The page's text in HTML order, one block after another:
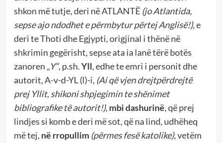
shkon më tutje, deri në ATLANTË (jo Atlantida,
sepse ajo ndodhet e përmbytur përtej Anglisë!), e
deri te Thoti dhe Egjypti, origjinal i thënë në
shkrimin gegërisht, sepse ata ia lanë tërë botës
zanoren „Y“, p.sh.Yll, edhe te emri i personit dhe
autorit, A-v-d-YL (l)-i, (Ai që vjen drejtpërdrejtë
prej Yllit, shikoni shpjegimin te shënimet
bibliografike të autorit!), mbi dashurinë, që prej
lindjes si komb e deri më sot, që na lind, udhëheq
më tej, në rropullim (përmes fesë katolike), vetëm